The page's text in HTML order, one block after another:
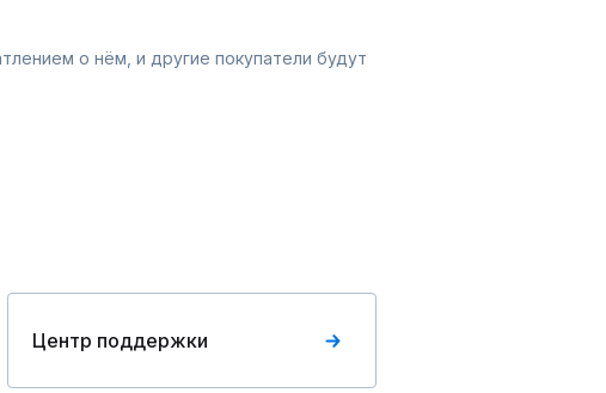
о нём, и другие покупатели будут
Центр поддержки